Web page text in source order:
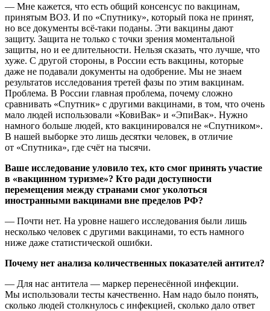
— Мне кажется, что есть общий консенсус по вакцинам,
принятым ВОЗ. И по «Спутнику», который пока не принят,
но все документы всё-таки поданы. Эти вакцины дают
защиту. Защита не только с точки зрения моментальной
защиты, но и ее длительности. Нельзя сказать, что лучше, что
хуже. С другой стороны, в России есть вакцины, которые
даже не подавали документы на одобрение. Мы не знаем
результатов исследования третей фазы по этим вакцинам.
Проблема. В России главная проблема, почему сложно
сравнивать «Спутник» с другими вакцинами, в том, что очень
мало людей использовали «КовиВак» и «ЭпиВак». Нужно
намного больше людей, кто вакцинировался не «Спутником».
В нашей выборке это лишь десятки человек, в отличие
от «Спутника», где счёт на тысячи.
Ваше исследование уловило тех, кто смог принять участие
в «вакцинном туризме»? Кто ради доступности
перемещения между странами смог уколоться
иностранными вакцинами вне пределов РФ?
— Почти нет. На уровне нашего исследования были лишь
несколько человек с другими вакцинами, то есть намного
ниже даже статистической ошибки.
Почему нет анализа количественных показателей антител?
— Для нас антитела — маркер перенесённой инфекции.
Мы использовали тесты качественно. Нам надо было понять,
сколько людей столкнулось с инфекцией, сколько дало ответ